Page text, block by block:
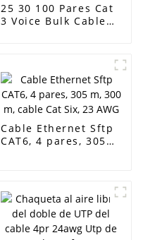
25 30 100 Pares Cat
3 Voice Bulk Cable
Cable Ethernet Sftp
CAT6, 4 pares, 305